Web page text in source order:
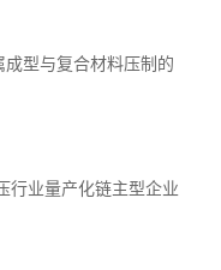
型与复合材料压制的
行业量产化链主型企业